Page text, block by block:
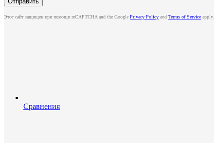
Этот сайт защищен при помощи reCAPTCHA and the Google Privacy Policy and Terms of Service apply.
Сравнения